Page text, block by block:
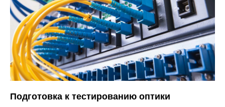
Подготовка к тестированию оптики